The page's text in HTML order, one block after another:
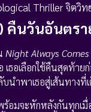
Thriller จิตวิท
คืนวันอันตรา
Night Always
เธอเลือกใช้คืนสุดท้
นำพาเธอสู่เส้นทางที่
มจะหักหลังกันทุกเมื่